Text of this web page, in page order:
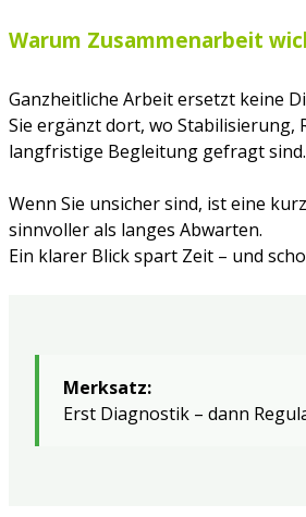
Warum Zusammenarbeit
Ganzheitliche Arbeit ersetzt keine
Sie ergänzt dort, wo Stabilisierung,
langfristige Begleitung gefragt sind.
Wenn Sie unsicher sind, ist eine
sinnvoller als langes Abwarten.
Ein klarer Blick spart Zeit – und
Merksatz:
Erst Diagnostik – dann